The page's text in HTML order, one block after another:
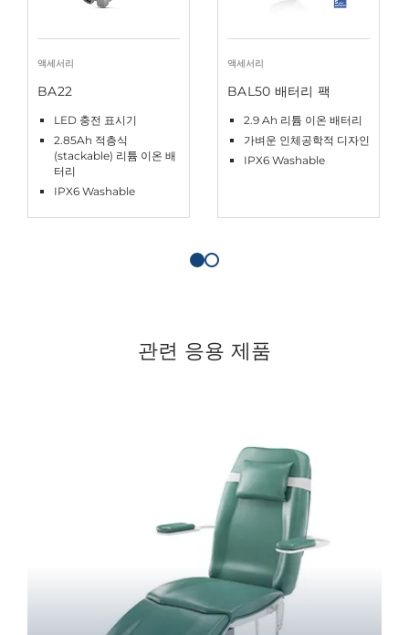
액세서리
BA22
LED 충전 표시기
2.85Ah 적층식
(stackable) 리튬 이온 배
터리
IPX6 Washable
액세서리
BAL50 배터리 팩
2.9 Ah 리튬 이온 배터리
가벼운 인체공학적 디자인
IPX6 Washable
관련 응용 제품